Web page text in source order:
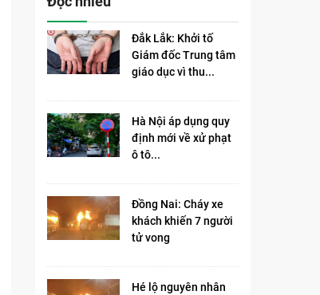
Đắk Lắk: Khởi tố
Giám đốc Trung tâm
giáo dục vì thu...
Hà Nội áp dụng quy
định mới về xử phạt
ô tô...
Đồng Nai: Cháy xe
khách khiến 7 người
tử vong​
Hé lộ nguyên nhân